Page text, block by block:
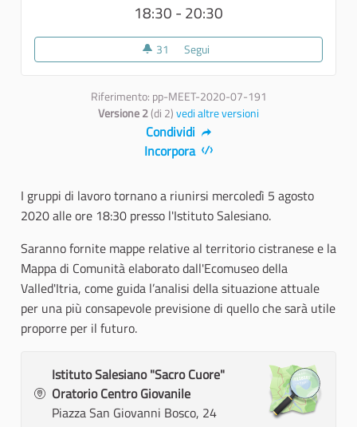
18:30 - 20:30
31 31 sostenitori
Segui
Riferimento: pp-MEET-2020-07-191
Versione 2(di 2)vedi altre versioni
Condividi
Incorpora
I gruppi di lavoro tornano a riunirsi mercoledì 5 agosto
2020 alle ore 18:30 presso l'Istituto Salesiano.
Saranno fornite mappe relative al territorio cistranese e la
Mappa di Comunità elaborato dall'Ecomuseo della
Valled'Itria, come guida l’analisi della situazione attuale
per una più consapevole previsione di quello che sarà utile
proporre per il futuro.
Istituto Salesiano "Sacro Cuore"
Oratorio Centro Giovanile
Piazza San Giovanni Bosco, 24